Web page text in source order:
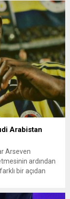
Arabistan
Arseven
ardından
bir açıdan